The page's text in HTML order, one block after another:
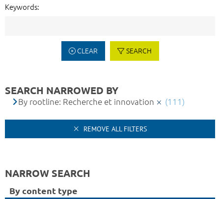
Keywords:
CLEAR SEARCH
SEARCH NARROWED BY
By rootline: Recherche et innovation (111)
REMOVE ALL FILTERS
NARROW SEARCH
By content type